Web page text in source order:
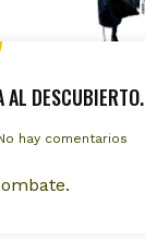
AL DESCUBIERTO.
hay comentarios